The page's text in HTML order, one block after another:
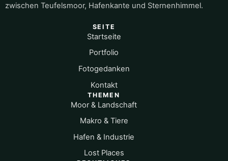
zwischen Teufelsmoor, Hafenkante und Sternenhimmel.
SEITE
Startseite
Portfolio
Fotogedanken
Kontakt
THEMEN
Moor & Landschaft
Makro & Tiere
Hafen & Industrie
Lost Places